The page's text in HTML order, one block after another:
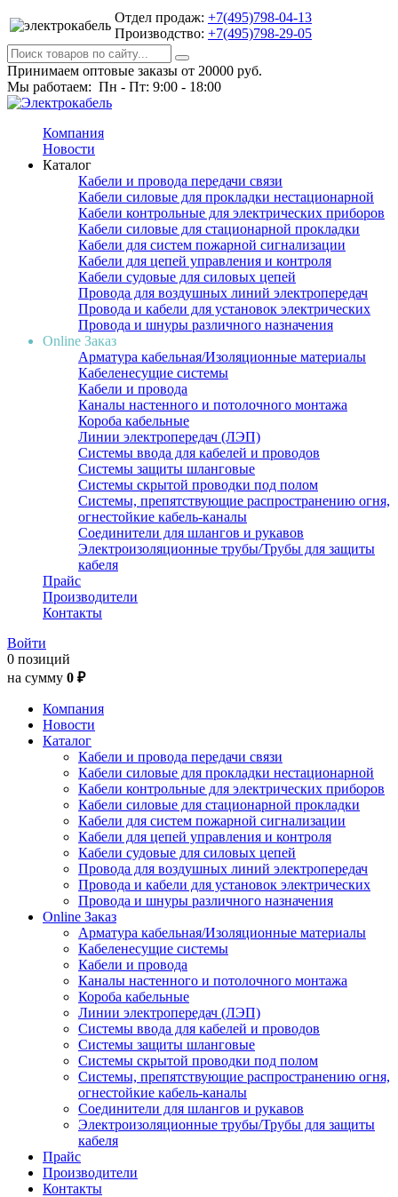
Отдел продаж: +7(495)798-04-13
Производство: +7(495)798-29-05
Принимаем оптовые заказы от 20000 руб.
Мы работаем: Пн - Пт: 9:00 - 18:00
Компания
Новости
Каталог
Кабели и провода передачи связи
Кабели силовые для прокладки нестационарной
Кабели контрольные для электрических приборов
Кабели силовые для стационарной прокладки
Кабели для систем пожарной сигнализации
Кабели для цепей управления и контроля
Кабели судовые для силовых цепей
Провода для воздушных линий электропередач
Провода и кабели для установок электрических
Провода и шнуры различного назначения
Online Заказ
Арматура кабельная/Изоляционные материалы
Кабеленесущие системы
Кабели и провода
Каналы настенного и потолочного монтажа
Короба кабельные
Линии электропередач (ЛЭП)
Системы ввода для кабелей и проводов
Системы защиты шланговые
Системы скрытой проводки под полом
Системы, препятствующие распространению огня,
огнестойкие кабель-каналы
Соединители для шлангов и рукавов
Электроизоляционные трубы/Трубы для защиты
кабеля
Прайс
Производители
Контакты
Войти
0 позиций
на сумму 0 ₽
Компания
Новости
Каталог
Кабели и провода передачи связи
Кабели силовые для прокладки нестационарной
Кабели контрольные для электрических приборов
Кабели силовые для стационарной прокладки
Кабели для систем пожарной сигнализации
Кабели для цепей управления и контроля
Кабели судовые для силовых цепей
Провода для воздушных линий электропередач
Провода и кабели для установок электрических
Провода и шнуры различного назначения
Online Заказ
Арматура кабельная/Изоляционные материалы
Кабеленесущие системы
Кабели и провода
Каналы настенного и потолочного монтажа
Короба кабельные
Линии электропередач (ЛЭП)
Системы ввода для кабелей и проводов
Системы защиты шланговые
Системы скрытой проводки под полом
Системы, препятствующие распространению огня,
огнестойкие кабель-каналы
Соединители для шлангов и рукавов
Электроизоляционные трубы/Трубы для защиты
кабеля
Прайс
Производители
Контакты